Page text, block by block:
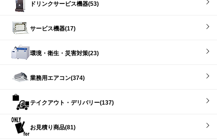
ドリンクサービス機器(53)
サービス機器(17)
環境・衛生・災害対策(23)
業務用エアコン(374)
テイクアウト・デリバリー(137)
お見積り商品(81)